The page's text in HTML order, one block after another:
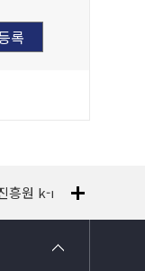
흥원 k-mooc